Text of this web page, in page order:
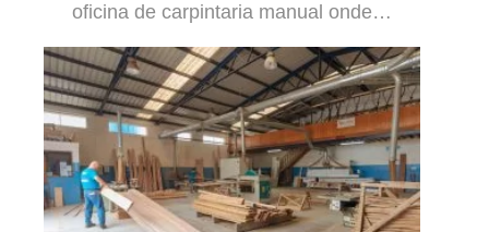
oficina de carpintaria manual onde…